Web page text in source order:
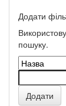
Додати
пошуку.